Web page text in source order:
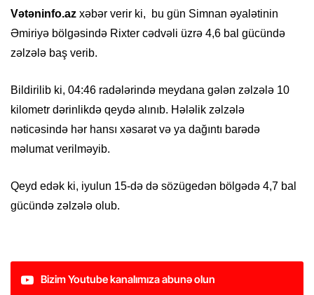
Vətəninfo.az xəbər verir ki, bu gün Simnan əyalətinin
Əmiriyə bölgəsində Rixter cədvəli üzrə 4,6 bal gücündə
zəlzələ baş verib.
Bildirilib ki, 04:46 radələrində meydana gələn zəlzələ 10
kilometr dərinlikdə qeydə alınıb. Hələlik zəlzələ
nəticəsində hər hansı xəsarət və ya dağıntı barədə
məlumat verilməyib.
Qeyd edək ki, iyulun 15-də də sözügedən bölgədə 4,7 bal
gücündə zəlzələ olub.
Bizim Youtube kanalımıza abunə olun